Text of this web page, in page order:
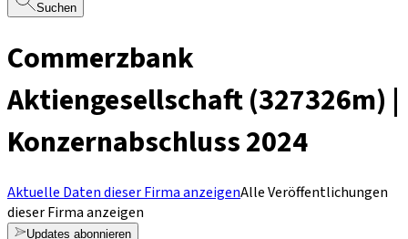
Suchen
Commerzbank
Aktiengesellschaft (327326m) |
Konzernabschluss 2024
Aktuelle Daten dieser Firma anzeigenAlle Veröffentlichungen
dieser Firma anzeigen
Updates abonnieren